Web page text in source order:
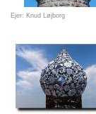
Ejer: Knud Løjborg